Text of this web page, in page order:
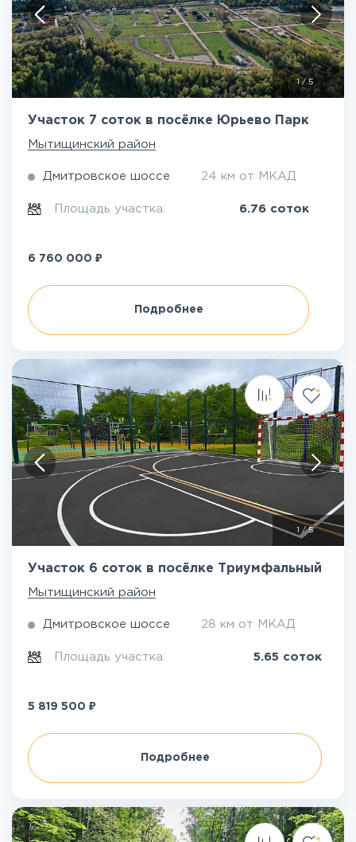
1/5
Участок 7 соток в посёлке Юрьево Парк
Мытищинский район
Дмитровское шоссе 24 км от МКАД
Площадь участка: 6.76 соток
6 760 000 ₽
Подробнее
/5
Участок 6 соток в посёлке Триумфальный
Мытищинский район
Дмитровское шоссе 28 км от МКАД
Площадь участка: 5.65 соток
5 819 500 ₽
Подробнее